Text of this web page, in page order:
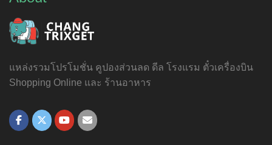
แหล่งรวมโปรโมชั่น คูปองส่วนลด ดีล โรงแรม ตั๋วเครื่องบิน
Shopping Online และ ร้านอาหาร